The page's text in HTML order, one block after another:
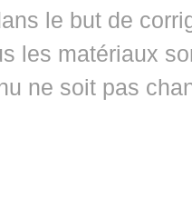
le but de
les matériaux
ne soit pas